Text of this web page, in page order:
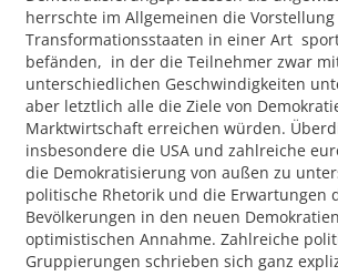
herrschte im Allgemeinen die
Transformationsstaaten in einer Art
befänden, in der die Teilnehmer zwar
unterschiedlichen Geschwindigkeiten
aber letztlich alle die Ziele von
Marktwirtschaft erreichen würden.
insbesondere die USA und zahlreiche
die Demokratisierung von außen zu
politische Rhetorik und die Erwartungen
Bevölkerungen in den neuen
optimistischen Annahme. Zahlreiche
Gruppierungen schrieben sich ganz